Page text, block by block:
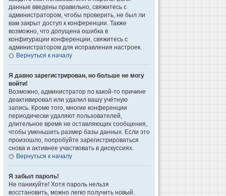
данные введены правильно, свяжитесь с
администратором, чтобы проверить, не был ли
вам закрыт доступ к конференции. Также
возможно, что допущена ошибка в
конфигурации конференции, свяжитесь с
администратором для исправления настроек.
Вернуться к началу
Я давно зарегистрирован, но больше не могу
войти!
Возможно, администратор по какой-то причине
деактивировал или удалил вашу учётную
запись. Кроме того, многие конференции
периодически удаляют пользователей,
длительное время не оставляющих сообщения,
чтобы уменьшить размер базы данных. Если это
произошло, попробуйте зарегистрироваться
снова и активнее участвовать в дискуссиях.
Вернуться к началу
Я забыл пароль!
Не паникуйте! Хотя пароль нельзя
восстановить, можно легко получить новый.